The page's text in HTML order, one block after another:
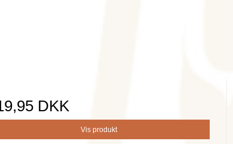
DKK
Vis produkt